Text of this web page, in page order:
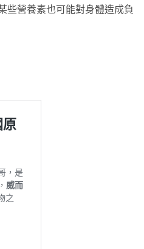
些營養素也可能對身體造成負